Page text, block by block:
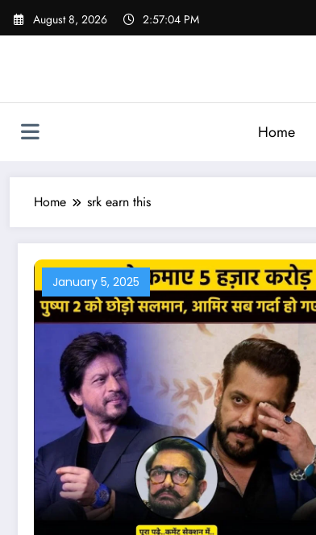
Skip
August 8, 2026 2:57:05 PM
Home
Home srk earn this
January 5, 2025